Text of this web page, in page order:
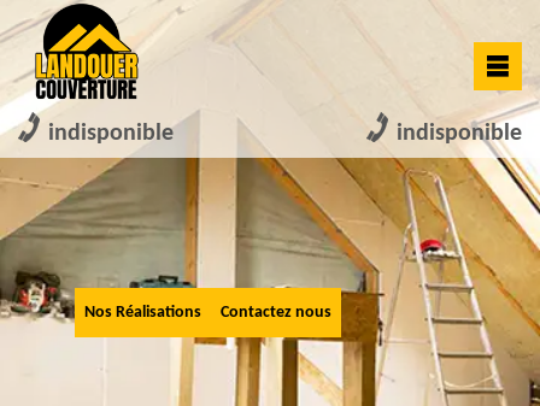
indisponible indisponible
Nos Réalisations Contactez nous